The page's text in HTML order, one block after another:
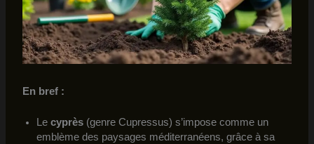
En bref :
Le cyprès(genre Cupressus) s’impose comme un
emblème des paysages méditerranéens, grâce à sa